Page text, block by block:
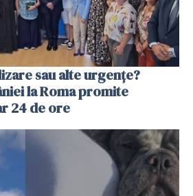
sau alte urgențe?
la Roma promite
24 de ore